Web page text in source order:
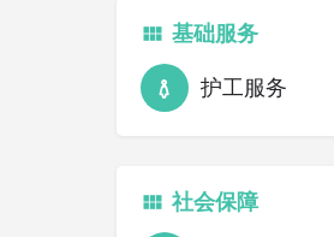
基础服务
护工服务
社会保障